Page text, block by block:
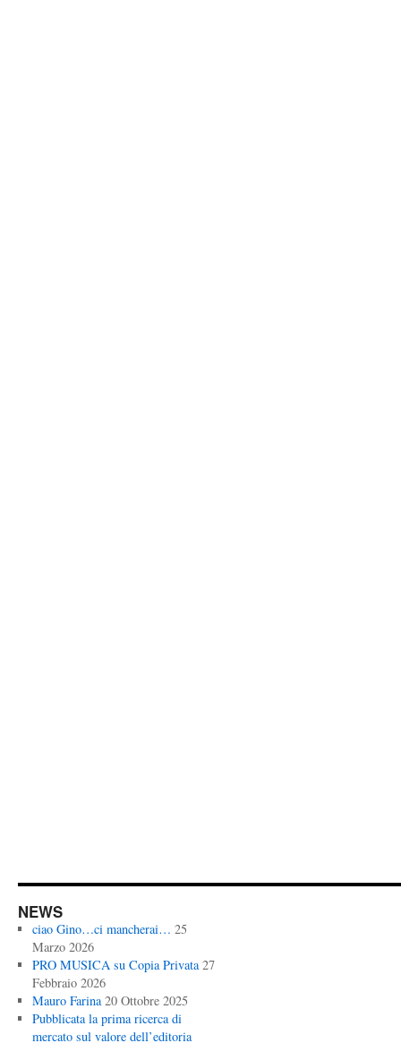
NEWS
ciao Gino…ci mancherai… 25
Marzo 2026
PRO MUSICA su Copia Privata 27
Febbraio 2026
Mauro Farina 20 Ottobre 2025
Pubblicata la prima ricerca di
mercato sul valore dell’editoria